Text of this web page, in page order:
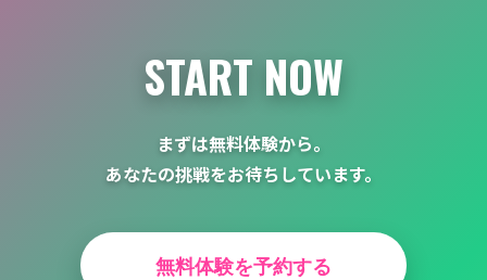
START NOW
まずは無料体験から。
あなたの挑戦をお待ちしています。
無料体験を予約する